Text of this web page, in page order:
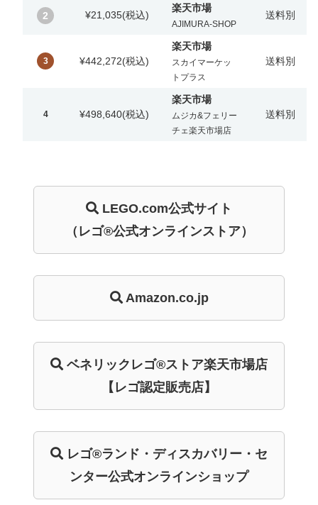
2 ¥21,035(税込)
楽天市場
AJIMURA-SHOP
送料別
3 ¥442,272(税込)
楽天市場
スカイマーケッ
トプラス
送料別
4 ¥498,640(税込)
楽天市場
ムジカ&フェリー
チェ楽天市場店
送料別
LEGO.com公式サイト
（レゴ®公式オンラインストア）
Amazon.co.jp
ベネリック レゴ®ストア楽天市場店
【レゴ認定販売店】
レゴ®ランド・ ディスカバリー・ セ
ンター公式オンラインショップ